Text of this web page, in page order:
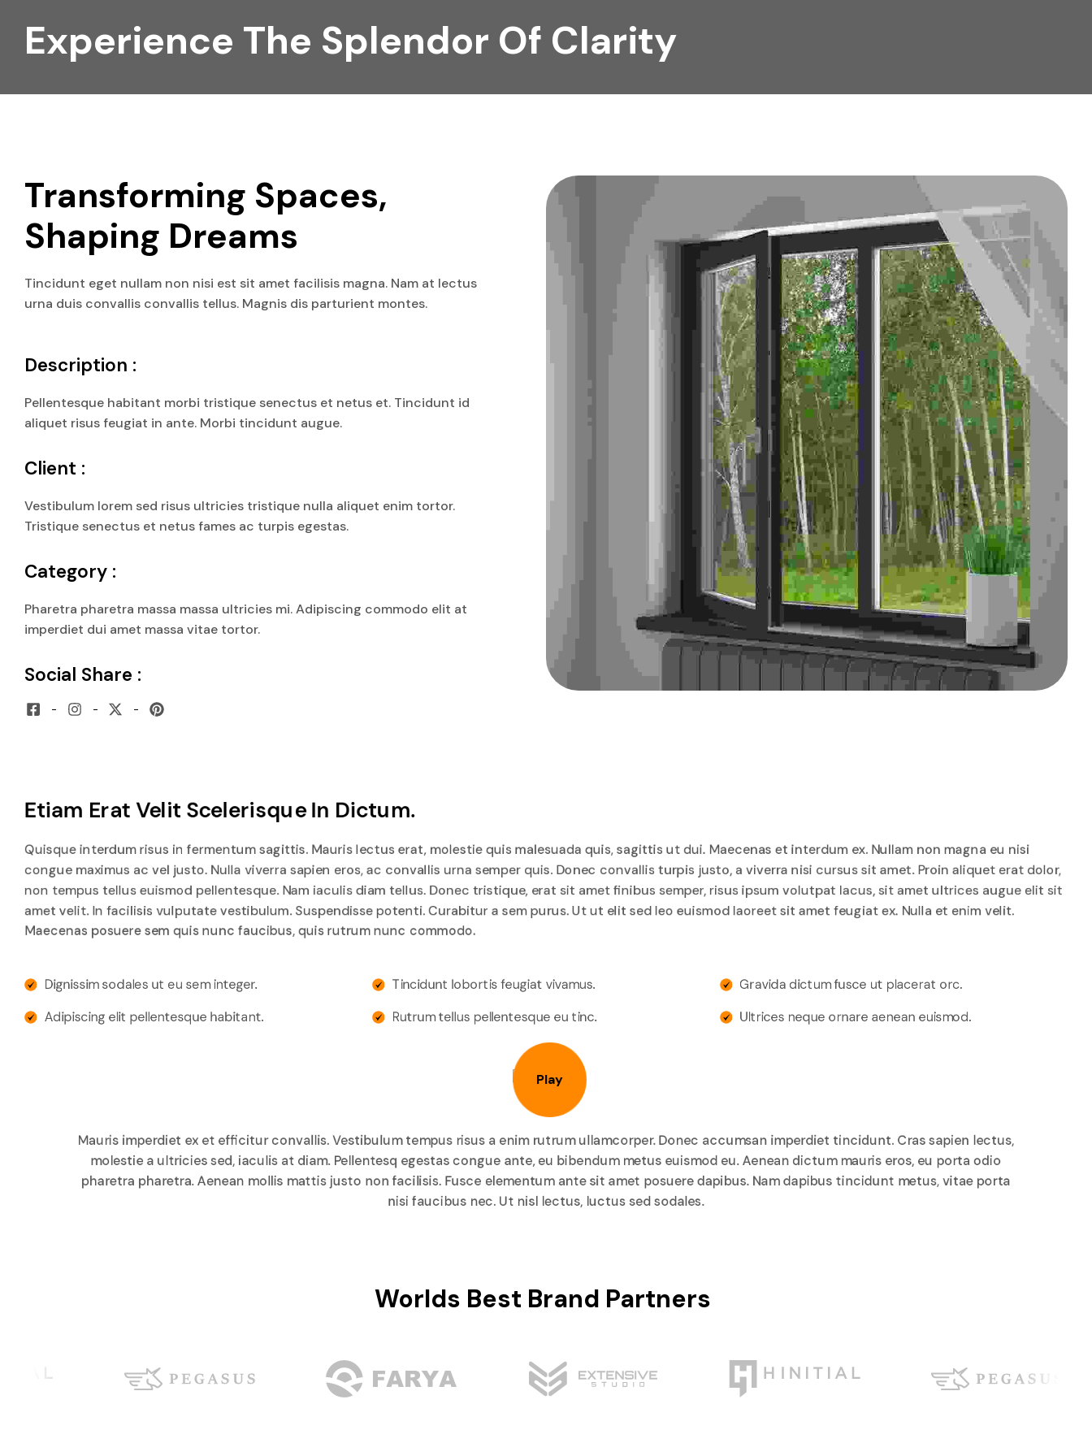
Experience The Splendor Of Clarity
Transforming Spaces,
Shaping Dreams
Tincidunt eget nullam non nisi est sit amet facilisis magna. Nam at lectus
urna duis convallis convallis tellus. Magnis dis parturient montes.
Description :
Pellentesque habitant morbi tristique senectus et netus et. Tincidunt id
aliquet risus feugiat in ante. Morbi tincidunt augue.
Client :
Vestibulum lorem sed risus ultricies tristique nulla aliquet enim tortor.
Tristique senectus et netus fames ac turpis egestas.
Category :
Pharetra pharetra massa massa ultricies mi. Adipiscing commodo elit at
imperdiet dui amet massa vitae tortor.
Social Share :
Etiam Erat Velit Scelerisque In Dictum.
Quisque interdum risus in fermentum sagittis. Mauris lectus erat, molestie quis malesuada quis, sagittis ut dui. Maecenas et interdum ex. Nullam non magna eu nisi
congue maximus ac vel justo. Nulla viverra sapien eros, ac convallis urna semper quis. Donec convallis turpis justo, a viverra nisi cursus sit amet. Proin aliquet erat dolor,
non tempus tellus euismod pellentesque. Nam iaculis diam tellus. Donec tristique, erat sit amet finibus semper, risus ipsum volutpat lacus, sit amet ultrices augue elit sit
amet velit. In facilisis vulputate vestibulum. Suspendisse potenti. Curabitur a sem purus. Ut ut elit sed leo euismod laoreet sit amet feugiat ex. Nulla et enim velit.
Maecenas posuere sem quis nunc faucibus, quis rutrum nunc commodo.
Dignissim sodales ut eu sem integer.
Adipiscing elit pellentesque habitant.
Tincidunt lobortis feugiat vivamus.
Rutrum tellus pellentesque eu tinc.
Gravida dictum fusce ut placerat orc.
Ultrices neque ornare aenean euismod.
Play
Mauris imperdiet ex et efficitur convallis. Vestibulum tempus risus a enim rutrum ullamcorper. Donec accumsan imperdiet tincidunt. Cras sapien lectus,
molestie a ultricies sed, iaculis at diam. Pellentesq egestas congue ante, eu bibendum metus euismod eu. Aenean dictum mauris eros, eu porta odio
pharetra pharetra. Aenean mollis mattis justo non facilisis. Fusce elementum ante sit amet posuere dapibus. Nam dapibus tincidunt metus, vitae porta
nisi faucibus nec. Ut nisl lectus, luctus sed sodales.
Worlds Best Brand Partners